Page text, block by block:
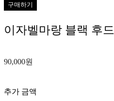
구매하기
이자벨마랑 블랙 후드
90,000원
추가 금액